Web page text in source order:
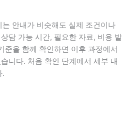
안내가 비슷해도 실제 조건이나
담 가능 시간, 필요한 자료, 비용 발
준을 함께 확인하면 이후 과정에서
니다. 처음 확인 단계에서 세부 내
.